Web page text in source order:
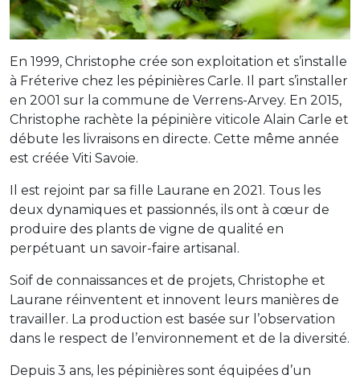
En 1999, Christophe crée son exploitation et s’installe
à Fréterive chez les pépinières Carle. Il part s’installer
en 2001 sur la commune de Verrens-Arvey. En 2015,
Christophe rachète la pépinière viticole Alain Carle et
débute les livraisons en directe. Cette même année
est créée Viti Savoie.
Il est rejoint par sa fille Laurane en 2021. Tous les
deux dynamiques et passionnés, ils ont à cœur de
produire des plants de vigne de qualité en
perpétuant un savoir-faire artisanal.
Soif de connaissances et de projets, Christophe et
Laurane réinventent et innovent leurs manières de
travailler. La production est basée sur l’observation
dans le respect de l’environnement et de la diversité.
Depuis 3 ans, les pépinières sont équipées d’un